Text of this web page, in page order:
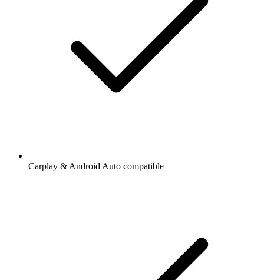
Carplay & Android Auto compatible